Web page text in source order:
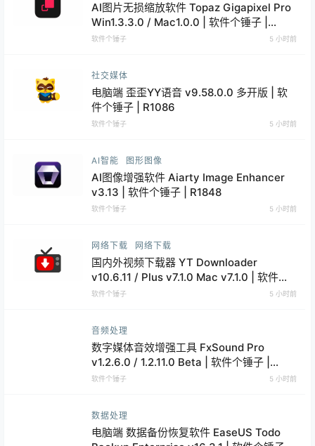
AI图片无损缩放软件 Topaz Gigapixel Pro
Win1.3.3.0 / Mac1.0.0 | 软件个锤子 |
R4521
软件个锤子 5 小时前
社交媒体
电脑端 歪歪YY语音 v9.58.0.0 多开版 | 软
件个锤子 | R1086
软件个锤子 5 小时前
AI智能 图形图像
AI图像增强软件 Aiarty Image Enhancer
v3.13 | 软件个锤子 | R1848
软件个锤子 5 小时前
网络下载 网络下载
国内外视频下载器 YT Downloader
v10.6.11 / Plus v7.1.0 Mac v7.1.0 | 软件个
锤子 | R1220
软件个锤子 5 小时前
音频处理
数字媒体音效增强工具 FxSound Pro
v1.2.6.0 / 1.2.11.0 Beta | 软件个锤子 |
R1913
软件个锤子 5 小时前
数据处理
电脑端 数据备份恢复软件 EaseUS Todo